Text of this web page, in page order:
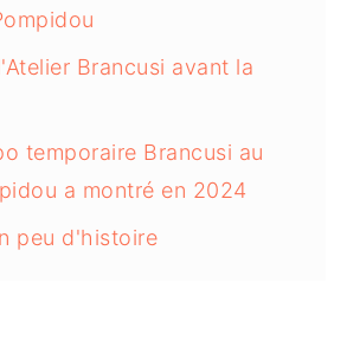
Brancusi avant la
temporaire Brancusi au
a montré en 2024
peu d'histoire